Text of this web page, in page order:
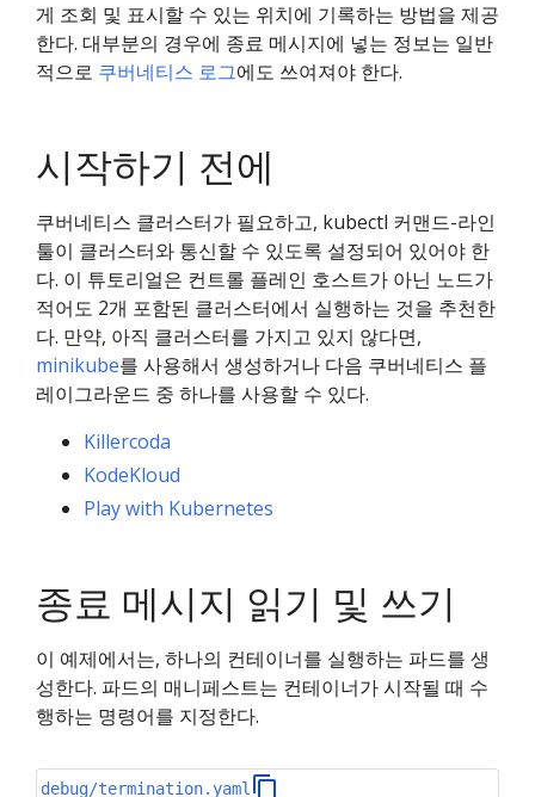
게 조회 및 표시할 수 있는 위치에 기록하는 방법을 제공
한다. 대부분의 경우에 종료 메시지에 넣는 정보는 일반
적으로 쿠버네티스 로그에도 쓰여져야 한다.
시작하기 전에
쿠버네티스 클러스터가 필요하고, kubectl 커맨드-라인
툴이 클러스터와 통신할 수 있도록 설정되어 있어야 한
다. 이 튜토리얼은 컨트롤 플레인 호스트가 아닌 노드가
적어도 2개 포함된 클러스터에서 실행하는 것을 추천한
다. 만약, 아직 클러스터를 가지고 있지 않다면,
minikube를 사용해서 생성하거나 다음 쿠버네티스 플
레이그라운드 중 하나를 사용할 수 있다.
Killercoda
KodeKloud
Play with Kubernetes
종료 메시지 읽기 및 쓰기
이 예제에서는, 하나의 컨테이너를 실행하는 파드를 생
성한다. 파드의 매니페스트는 컨테이너가 시작될 때 수
행하는 명령어를 지정한다.
debug/termination.yaml